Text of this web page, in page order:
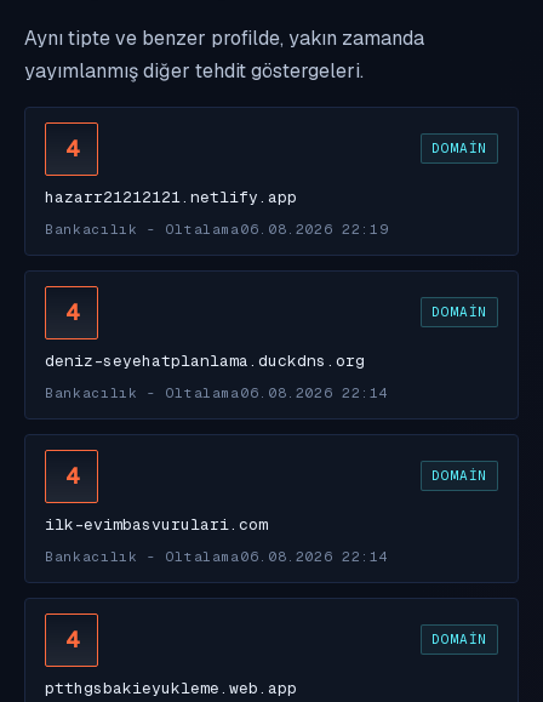
Aynı tipte ve benzer profilde, yakın zamanda
yayımlanmış diğer tehdit göstergeleri.
4 DOMAIN
hazarr21212121.netlify.app
Bankacılık - Oltalama 06.08.2026 22:19
4 DOMAIN
deniz-seyehatplanlama.duckdns.org
Bankacılık - Oltalama 06.08.2026 22:14
4 DOMAIN
ilk-evimbasvurulari.com
Bankacılık - Oltalama 06.08.2026 22:14
4 DOMAIN
ptthgsbakieyukleme.web.app